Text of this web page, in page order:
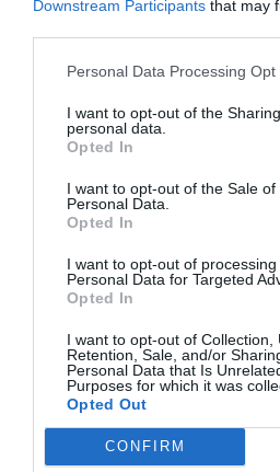
Downstream Participants that may
Personal Data Processing Opt
I want to opt-out of the
personal data.
Opted In
I want to opt-out of the Sale of
Personal Data.
Opted In
I want to opt-out of processing
Personal Data for Targeted
Opted In
I want to opt-out of Collection,
Retention, Sale, and/or
Personal Data that Is
Purposes for which it was
Opted Out
CONFIRM